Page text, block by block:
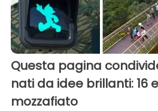
Questa pagina
nati da idee brillanti: 16
mozzafiato